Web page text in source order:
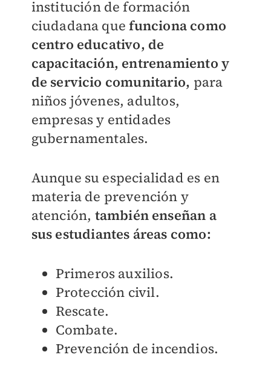
institución de formación
ciudadana quefunciona como
centro educativo, de
capacitación, entrenamiento y
de servicio comunitario, para
niños jóvenes, adultos,
empresas y entidades
gubernamentales.
Aunque su especialidad es en
materia de prevención y
atención, también enseñan a
sus estudiantes áreas como:
Primeros auxilios.
Protección civil.
Rescate.
Combate.
Prevención de incendios.